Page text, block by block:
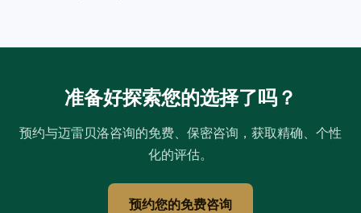
准备好探索您的选择了吗？
预约与迈雷贝洛咨询的免费、保密咨询，获取精确、个性
化的评估。
预约您的免费咨询